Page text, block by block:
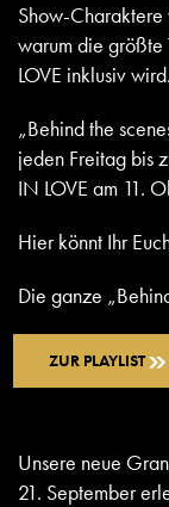
Show-
warum die
LOVE inklusiv wird.
„Behind the
jeden Freitag bis
IN LOVE am 11.
Hier könnt Ihr
Die ganze
ZUR PLAYLIST
Unsere neue
21. September